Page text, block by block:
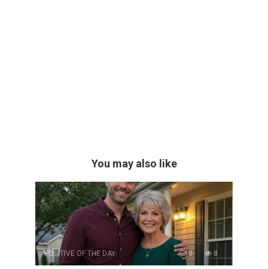
You may also like
POSITIVE OF THE DAY 0 8